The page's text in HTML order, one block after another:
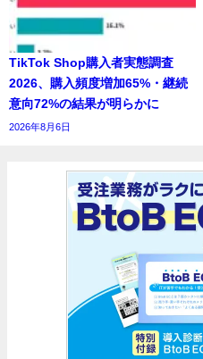
TikTok Shop購入者実態調査
2026、購入頻度増加65%・継続
意向72%の結果が明らかに
2026年8月6日